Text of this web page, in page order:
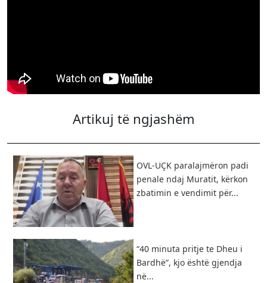
Artikuj të ngjashëm
OVL-UÇK paralajmëron padi
penale ndaj Muratit, kërkon
zbatimin e vendimit për...
“40 minuta pritje te Dheu i
Bardhë”, kjo është gjendja
në...